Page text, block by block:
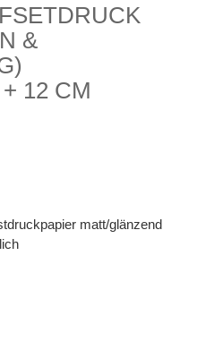
&
12 CM
matt/glänzend